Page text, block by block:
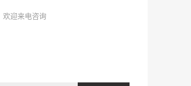
欢迎来电咨询